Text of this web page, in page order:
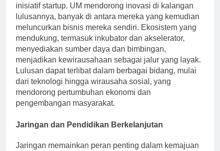
inisiatif startup. UM mendorong inovasi di kalangan
lulusannya, banyak di antara mereka yang kemudian
meluncurkan bisnis mereka sendiri. Ekosistem yang
mendukung, termasuk inkubator dan akselerator,
menyediakan sumber daya dan bimbingan,
menjadikan kewirausahaan sebagai jalur yang layak.
Lulusan dapat terlibat dalam berbagai bidang, mulai
dari teknologi hingga wirausaha sosial, yang
mendorong pertumbuhan ekonomi dan
pengembangan masyarakat.
Jaringan dan Pendidikan Berkelanjutan
Jaringan memainkan peran penting dalam kemajuan